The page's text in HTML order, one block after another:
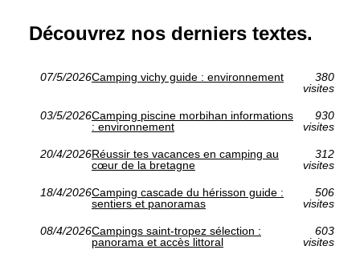
Découvrez nos derniers textes.
07/5/2026Camping vichy guide : environnement
380
visites
03/5/2026Camping piscine morbihan informations
: environnement
930
visites
20/4/2026Réussir tes vacances en camping au
cœur de la bretagne
312
visites
18/4/2026Camping cascade du hérisson guide :
sentiers et panoramas
506
visites
08/4/2026Campings saint-tropez sélection :
panorama et accès littoral
603
visites